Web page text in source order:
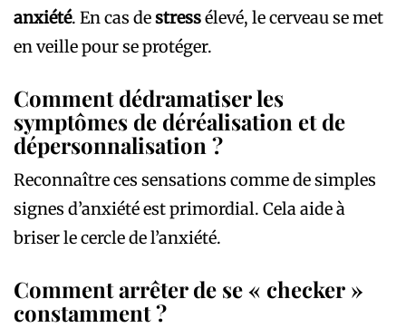
anxiété. En cas destressélevé, le cerveau se met
en veille pour se protéger.
Comment dédramatiser les
symptômes de déréalisation et de
dépersonnalisation ?
Reconnaître ces sensations comme de simples
signes d’anxiété est primordial. Cela aide à
briser le cercle de l’anxiété.
Comment arrêter de se « checker »
constamment ?